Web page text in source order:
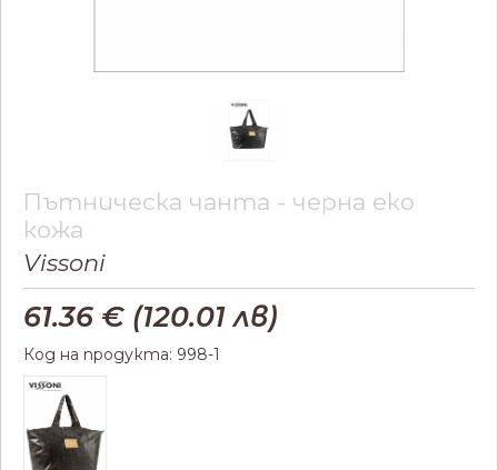
Пътническа чанта - черна еко
кожа
Vissoni
61.36 € (120.01 лв)
Код на продукта: 998-1